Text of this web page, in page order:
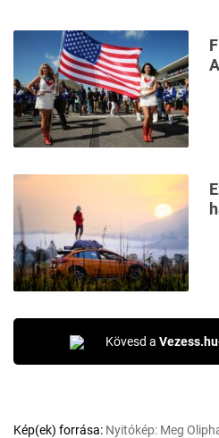
Kövesd a Vezess.hu
Kép(ek) forrása: Nyitókép: Meg